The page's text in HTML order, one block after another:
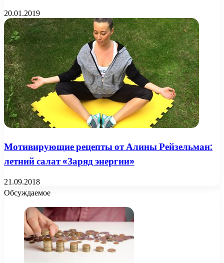
20.01.2019
Мотивирующие рецепты от Алины Рейзельман:
летний салат «Заряд энергии»
21.09.2018
Обсуждаемое